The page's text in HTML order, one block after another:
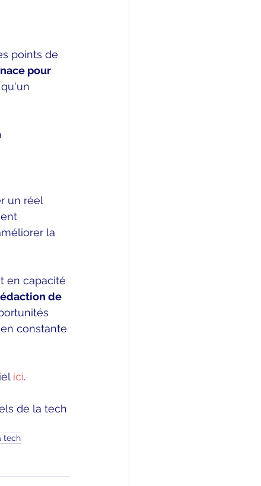
points de
pour
un réel
la
en capacité
de
constante
ici.
de la tech
tech